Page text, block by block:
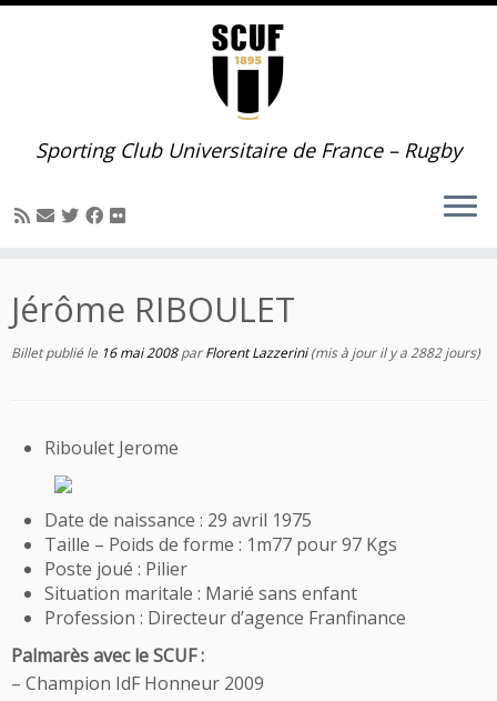
Passer
Sporting Club Universitaire de France – Rugby
Jérôme RIBOULET
Billet publié le 16 mai 2008 parFlorent Lazzerini(mis à jour il y a 2882 jours)
Riboulet Jerome
Date de naissance : 29 avril 1975
Taille – Poids de forme : 1m77 pour 97 Kgs
Poste joué : Pilier
Situation maritale : Marié sans enfant
Profession : Directeur d’agence Franfinance
Palmarès avec le SCUF :
– Champion IdF Honneur 2009